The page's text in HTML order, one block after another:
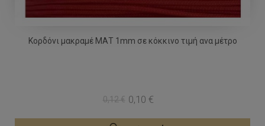
Κορδόνι μακραμέ ΜΑΤ 1mm σε κόκκινο τιμή ανα μέτρο
0,12 € 0,10 €